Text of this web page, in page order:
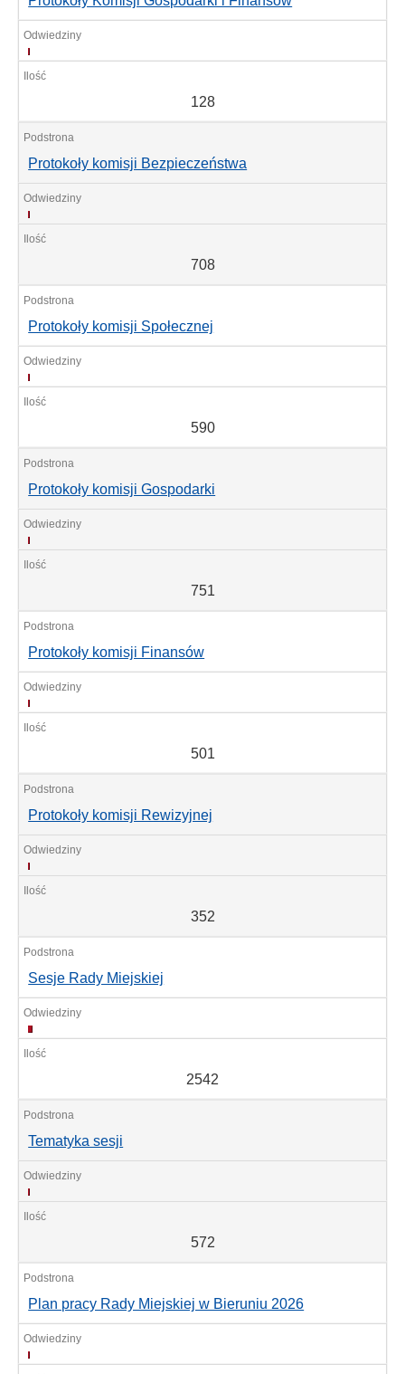
128
128
Protokoły komisji Bezpieczeństwa
708
708
Protokoły komisji Społecznej
590
590
Protokoły komisji Gospodarki
751
751
Protokoły komisji Finansów
501
501
Protokoły komisji Rewizyjnej
352
352
Sesje Rady Miejskiej
2542
2542
Tematyka sesji
572
572
Plan pracy Rady Miejskiej w Bieruniu 2026
455